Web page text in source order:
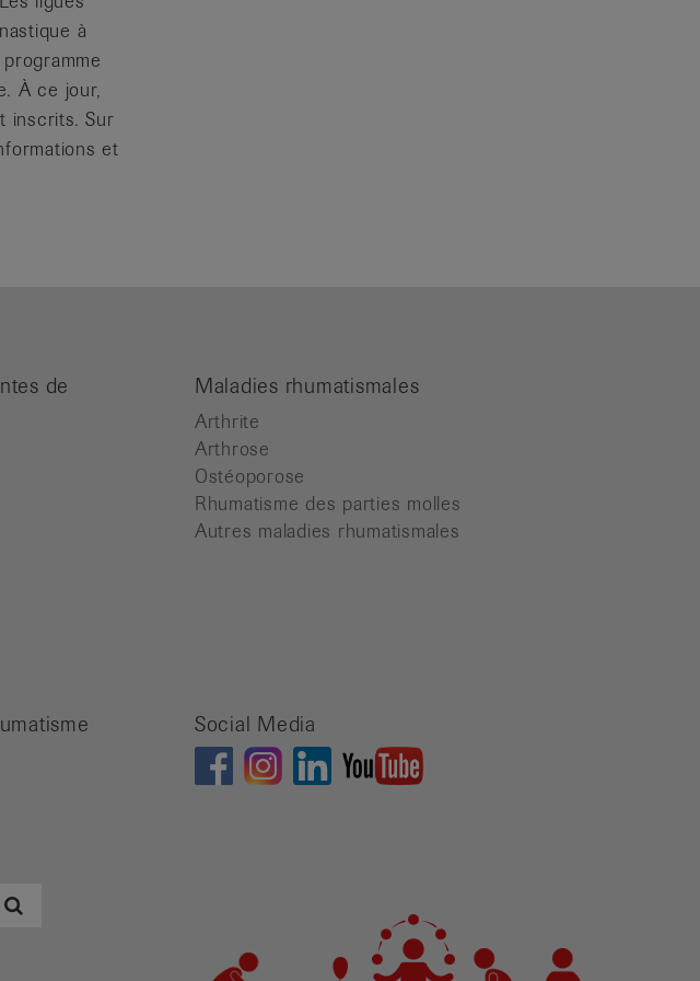
à
À ce jour,
inscrits. Sur
et
de
Maladies rhumatismales
Arthrite
Arthrose
Ostéoporose
Rhumatisme des parties molles
Autres maladies rhumatismales
Social Media